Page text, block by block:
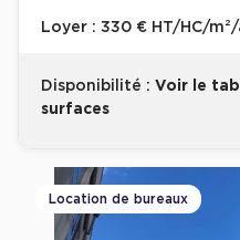
Loyer : 330 € HT/HC/m²/
Disponibilité : Voir le
surfaces
Location de bureaux